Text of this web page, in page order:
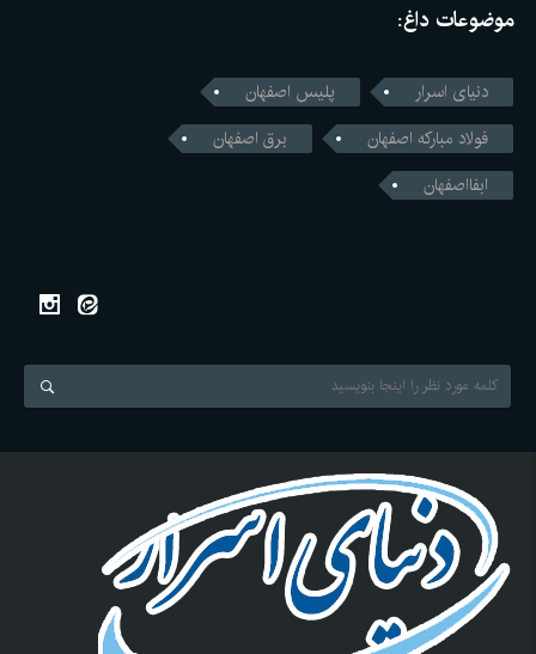
موضوعات داغ:
دنیای اسرار
پلیس اصفهان
فولاد مبارکه اصفهان
برق اصفهان
ابفااصفهان